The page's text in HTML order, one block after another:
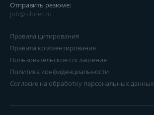
Отправить резюме:
job@sibnet.ru
Правила цитирования
Правила комментирования
Пользовательское соглашение
Политика конфиденциальности
Согласие на обработку персональных данных